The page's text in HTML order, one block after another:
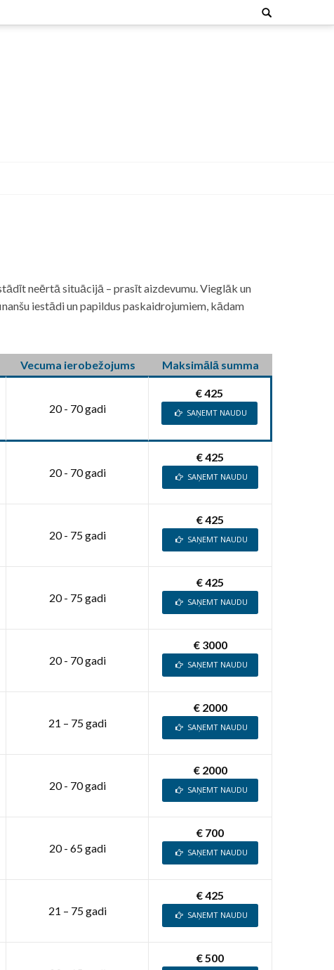
Search
for:
neērtā situācijā – prasīt aizdevumu. Vieglāk un
iestādi un papildus paskaidrojumiem, kādam
Vecuma ierobežojums Maksimālā summa
20 - 70 gadi
€ 425
SAŅEMT NAUDU
20 - 70 gadi
€ 425
SAŅEMT NAUDU
20 - 75 gadi
€ 425
SAŅEMT NAUDU
20 - 75 gadi
€ 425
SAŅEMT NAUDU
20 - 70 gadi
€ 3000
SAŅEMT NAUDU
21 – 75 gadi
€ 2000
SAŅEMT NAUDU
20 - 70 gadi
€ 2000
SAŅEMT NAUDU
20 - 65 gadi
€ 700
SAŅEMT NAUDU
21 – 75 gadi
€ 425
SAŅEMT NAUDU
€ 500